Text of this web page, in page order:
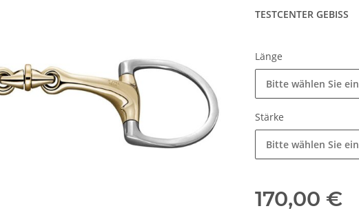
TESTCENTER GEBISS
Länge
Bitte wählen Sie
Stärke
Bitte wählen Sie
170,00 €